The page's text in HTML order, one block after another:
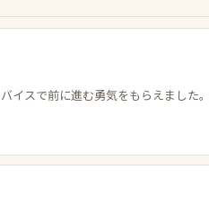
イスで前に進む勇気をもらえました